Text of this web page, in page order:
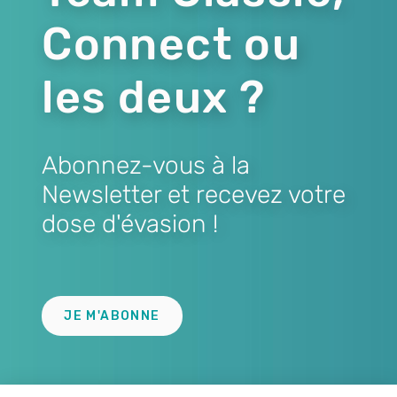
Connect ou
les deux ?
Abonnez-vous à la
Newsletter et recevez votre
dose d'évasion !
JE M'ABONNE